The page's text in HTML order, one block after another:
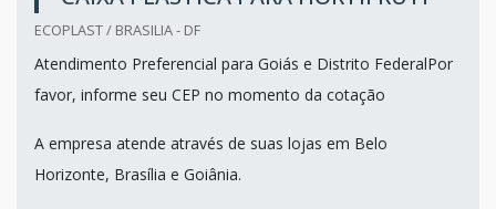
ECOPLAST / BRASILIA - DF
Atendimento Preferencial para Goiás e Distrito FederalPor
favor, informe seu CEP no momento da cotação
A empresa atende através de suas lojas em Belo
Horizonte, Brasília e Goiânia.